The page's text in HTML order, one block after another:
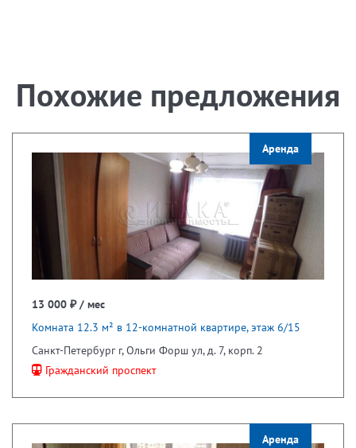
Похожие предложения
Аренда
13 000 ₽ / мес
Комната 12.3 м² в 12-комнатной квартире, этаж 6/15
Санкт-Петербург г, Ольги Форш ул, д. 7, корп. 2
Гражданский проспект
Аренда